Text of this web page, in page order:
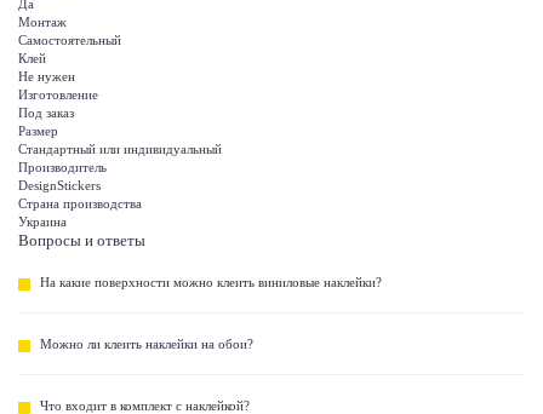
Да
Монтаж
Самостоятельный
Клей
Не нужен
Изготовление
Под заказ
Размер
Стандартный или индивидуальный
Производитель
DesignStickers
Страна производства
Украина
Вопросы и ответы
На какие поверхности можно клеить виниловые наклейки?
Можно ли клеить наклейки на обои?
Что входит в комплект с наклейкой?